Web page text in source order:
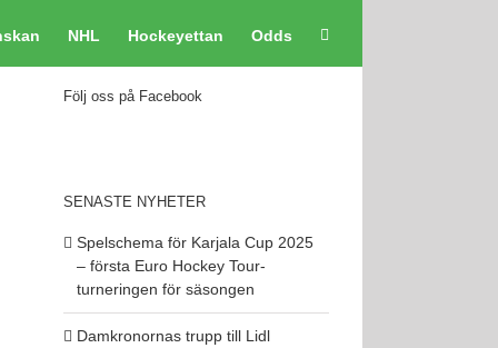
NHL Hockeyettan Odds
Följ oss på Facebook
SENASTE NYHETER
Spelschema för Karjala Cup 2025
– första Euro Hockey Tour-
turneringen för säsongen
Damkronornas trupp till Lidl